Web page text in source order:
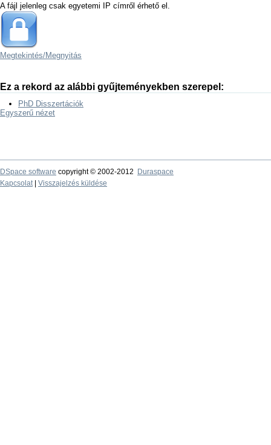
A fájl jelenleg csak egyetemi IP címről érhető el.
Megtekintés/Megnyitás
Ez a rekord az alábbi gyűjteményekben szerepel:
PhD Disszertációk
Egyszerű nézet
DSpace software copyright © 2002-2012
Duraspace
Kapcsolat| Visszajelzés küldése